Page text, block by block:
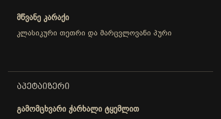
მწვანე კარაქი
კლასიკური თეთრი და მარცვლოვანი პური
ᲐᲞᲔᲢᲐᲘᲖᲔᲠᲘ
გამომცხვარი ჭარხალი ტყემლით